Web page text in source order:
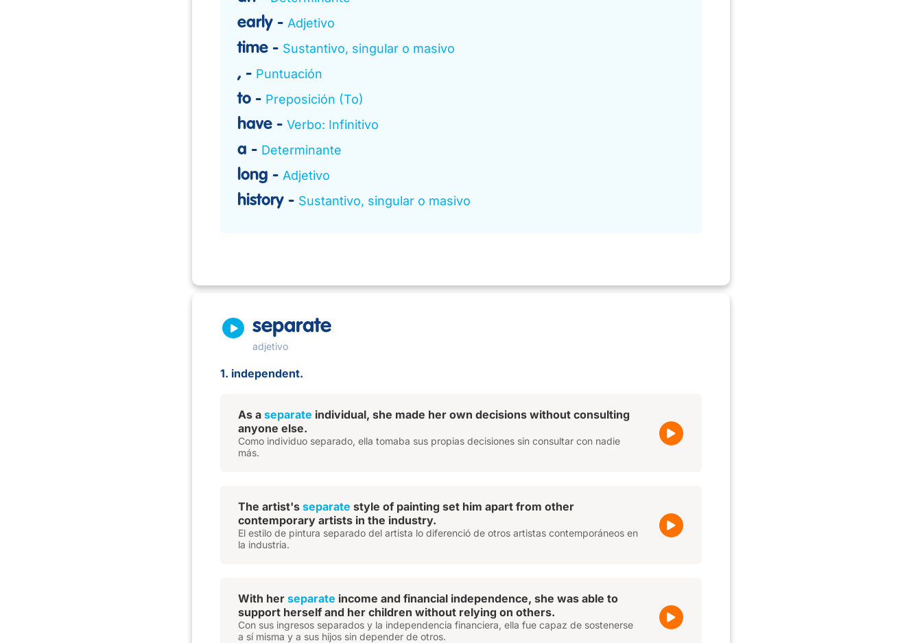
early Adjetivo
time Sustantivo, singular o masivo
, Puntuación
to Preposición (To)
have Verbo: Infinitivo
a Determinante
long Adjetivo
history Sustantivo, singular o masivo
separate
adjetivo
1. independent.
As a separate individual, she made her own decisions without consulting
anyone else.
Como individuo separado, ella tomaba sus propias decisiones sin consultar con nadie
más.
The artist's separate style of painting set him apart from other
contemporary artists in the industry.
El estilo de pintura separado del artista lo diferenció de otros artistas contemporáneos en
la industria.
With her separate income and financial independence, she was able to
support herself and her children without relying on others.
Con sus ingresos separados y la independencia financiera, ella fue capaz de sostenerse
a sí misma y a sus hijos sin depender de otros.